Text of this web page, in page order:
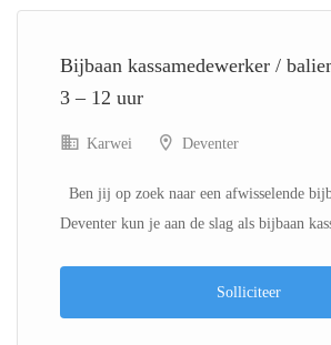
Bijbaan kassamedewerker /
3 – 12 uur
Karwei Deventer
Ben jij op zoek naar een afwisselende
Deventer kun je aan de slag als bijbaan
Solliciteer